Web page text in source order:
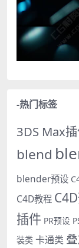
-热门标签
3DS Max
blend
blender预设
C4D教程
插件 PR预设
装类 卡通类